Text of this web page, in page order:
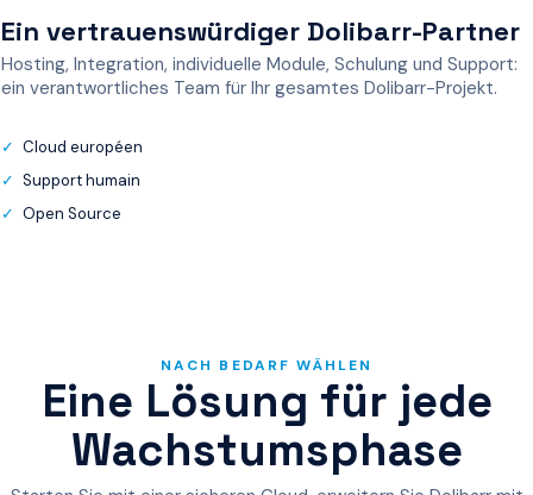
Ein vertrauenswürdiger Dolibarr-Partner
Hosting, Integration, individuelle Module, Schulung und Support:
ein verantwortliches Team für Ihr gesamtes Dolibarr-Projekt.
Cloud européen
Support humain
Open Source
NACH BEDARF WÄHLEN
Eine Lösung für jede
Wachstumsphase